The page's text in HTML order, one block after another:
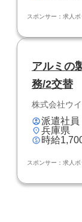
スポンサー：求人ボ
アルミの
務/2交替
株式会社ウ
派遣社員
兵庫県
時給
スポンサー：求人ボ